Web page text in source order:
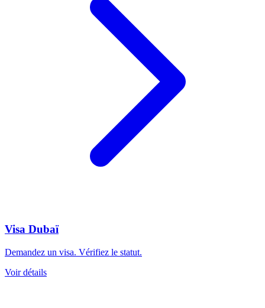
Visa Dubaï
Demandez un visa. Vérifiez le statut.
Voir détails